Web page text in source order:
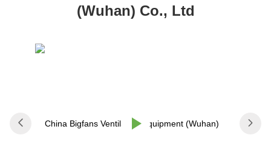
(Wuhan) Co., Ltd